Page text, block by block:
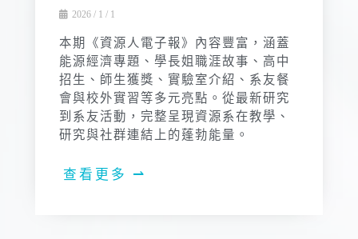
2026 / 1 / 1
本期《資源人電子報》內容豐富，涵蓋
能源經濟專題、學長姐職涯故事、高中
招生、師生獲獎、實驗室介紹、系友餐
會與校外實習等多元亮點。從最新研究
到系友活動，完整呈現資源系在教學、
研究與社群連結上的蓬勃能量。
查看更多 ⇀